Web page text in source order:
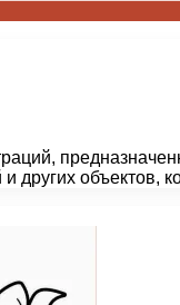
других объектов,